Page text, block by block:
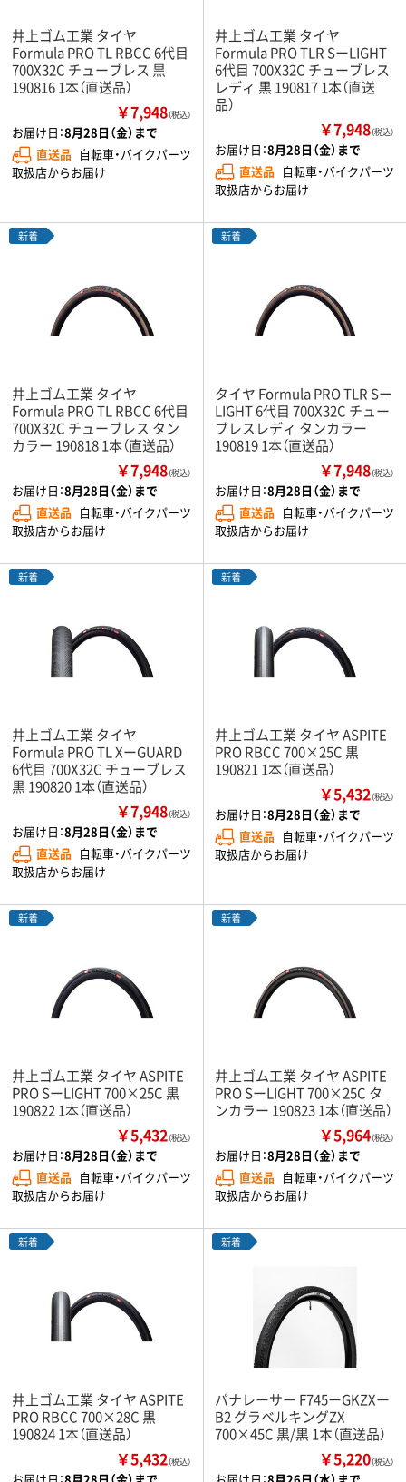
井上ゴム工業 タイヤ
Formula PRO TL RBCC 6代目
700X32C チューブレス 黒
190816 1本（直送品）
￥7,948（税込）
お届け日：8月28日（金）まで
直送品 自転車・バイクパーツ
取扱店からお届け
井上ゴム工業 タイヤ
Formula PRO TLR SーLIGHT
6代目 700X32C チューブレス
レディ 黒 190817 1本（直送
品）
￥7,948（税込）
お届け日：8月28日（金）まで
直送品 自転車・バイクパーツ
取扱店からお届け
新着
井上ゴム工業 タイヤ
Formula PRO TL RBCC 6代目
700X32C チューブレス タン
カラー 190818 1本（直送品）
￥7,948（税込）
お届け日：8月28日（金）まで
直送品 自転車・バイクパーツ
取扱店からお届け
新着
タイヤ Formula PRO TLR Sー
LIGHT 6代目 700X32C チュー
ブレスレディ タンカラー
190819 1本（直送品）
￥7,948（税込）
お届け日：8月28日（金）まで
直送品 自転車・バイクパーツ
取扱店からお届け
新着
井上ゴム工業 タイヤ
Formula PRO TL XーGUARD
6代目 700X32C チューブレス
黒 190820 1本（直送品）
￥7,948（税込）
お届け日：8月28日（金）まで
直送品 自転車・バイクパーツ
取扱店からお届け
新着
井上ゴム工業 タイヤ ASPITE
PRO RBCC 700×25C 黒
190821 1本（直送品）
￥5,432（税込）
お届け日：8月28日（金）まで
直送品 自転車・バイクパーツ
取扱店からお届け
新着
井上ゴム工業 タイヤ ASPITE
PRO SーLIGHT 700×25C 黒
190822 1本（直送品）
￥5,432（税込）
お届け日：8月28日（金）まで
直送品 自転車・バイクパーツ
取扱店からお届け
新着
井上ゴム工業 タイヤ ASPITE
PRO SーLIGHT 700×25C タ
ンカラー 190823 1本（直送品）
￥5,964（税込）
お届け日：8月28日（金）まで
直送品 自転車・バイクパーツ
取扱店からお届け
新着
井上ゴム工業 タイヤ ASPITE
PRO RBCC 700×28C 黒
190824 1本（直送品）
￥5,432（税込）
新着
パナレーサー F745ーGKZXー
B2 グラベルキングZX
700×45C 黒/黒 1本（直送品）
￥5,220（税込）